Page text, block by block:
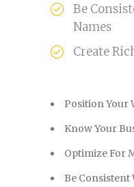
Be
Names
Create
Position Your
Know Your
Optimize For
Be Consistent